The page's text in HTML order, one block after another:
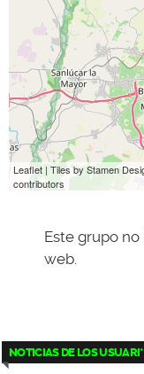
Leaflet | Tiles byStamen
contributors
Este grupo
web.
NOTICIAS DE LOS